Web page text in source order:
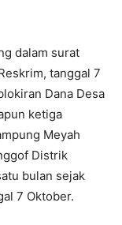
dalam surat
tanggal 7
Dana Desa
ketiga
Meyah
Distrik
bulan sejak
7 Oktober.